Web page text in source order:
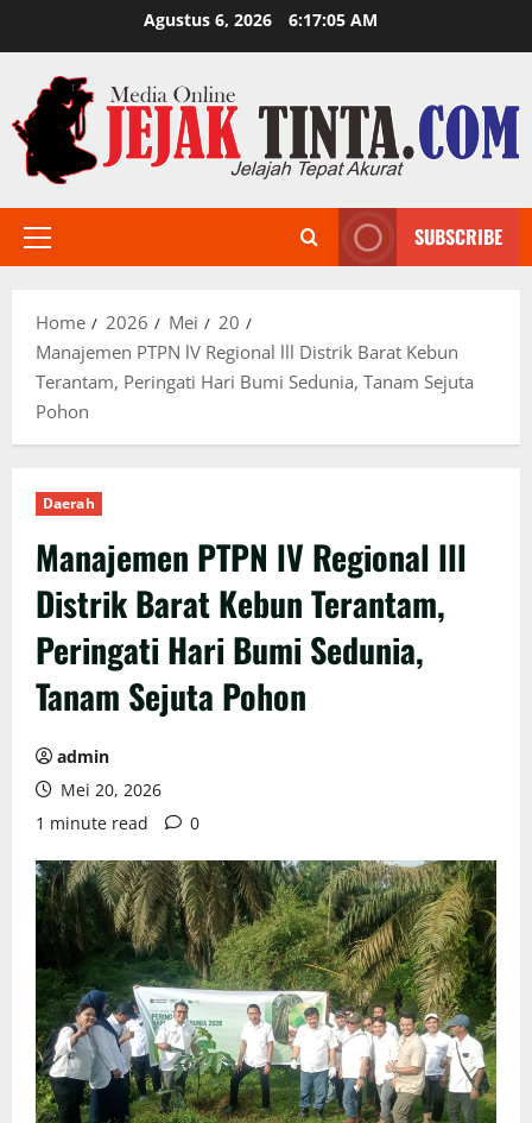
to
content
Agustus 6, 2026 6:17:06 AM
Primary
SUBSCRIBE
Home 2026 Mei
20
Manajemen PTPN lV Regional lll Distrik Barat Kebun
Terantam, Peringati Hari Bumi Sedunia, Tanam Sejuta
Pohon
Daerah
Manajemen PTPN lV Regional lll
Distrik Barat Kebun Terantam,
Peringati Hari Bumi Sedunia,
Tanam Sejuta Pohon
admin
Mei 20, 2026
1 minute read
0